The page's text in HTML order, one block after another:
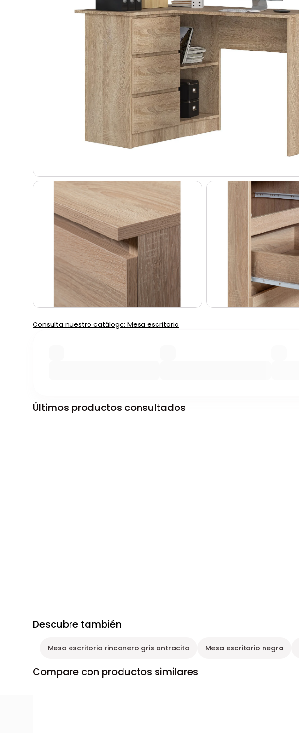
Consulta nuestro catálogo: Mesa escritorio
Últimos productos consultados
Descubre también
Mesa escritorio rinconero gris antracita Mesa escritorio negra
Compare con productos similares